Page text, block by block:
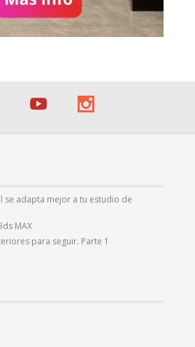
se adapta mejor a tu estudio de
MAX
para seguir. Parte 1